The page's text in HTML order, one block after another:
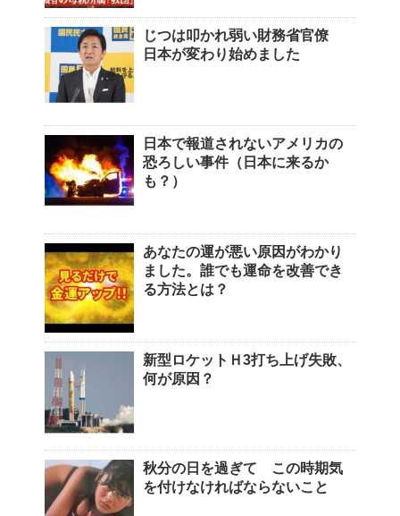
じつは叩かれ弱い財務省官僚
日本が変わり始めました
日本で報道されないアメリカの
恐ろしい事件（日本に来るか
も？）
あなたの運が悪い原因がわかり
ました。誰でも運命を改善でき
る方法とは？
新型ロケットＨ3打ち上げ失敗、
何が原因？
秋分の日を過ぎて この時期気
を付けなければならないこと